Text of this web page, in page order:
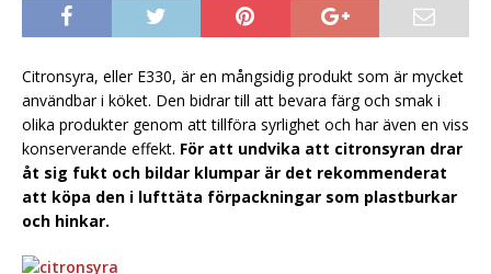
Citronsyra, eller E330, är en mångsidig produkt som är mycket
användbar i köket. Den bidrar till att bevara färg och smak i
olika produkter genom att tillföra syrlighet och har även en viss
konserverande effekt. För att undvika att citronsyran drar
åt sig fukt och bildar klumpar är det rekommenderat
att köpa den i lufttäta förpackningar som plastburkar
och hinkar.